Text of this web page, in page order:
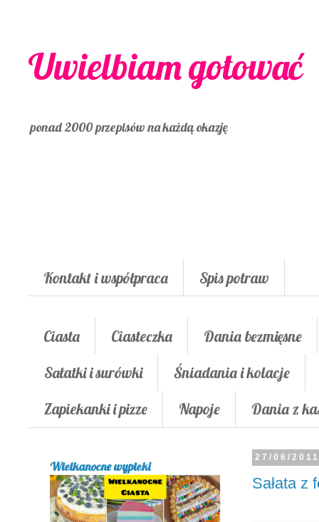
Uwielbiam gotować
ponad 2000 przepisów na każdą okazję
Kontakt i współpraca Spis potraw
Ciasta Ciasteczka
Dania bezmięsne
Sałatki i surówki
Śniadania i kolacje
Zapiekanki i pizze
Napoje Dania z
27/06/
Sałata z
Wielkanocne wypieki